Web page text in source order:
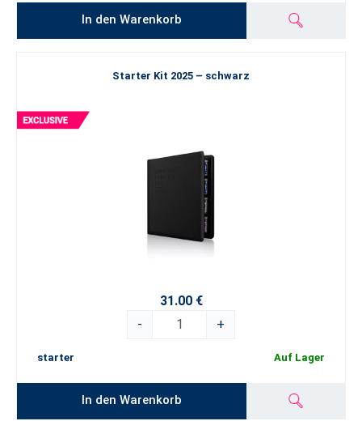
In den Warenkorb
Starter Kit 2025 – schwarz
31.00 €
-
+
starter Auf Lager
In den Warenkorb